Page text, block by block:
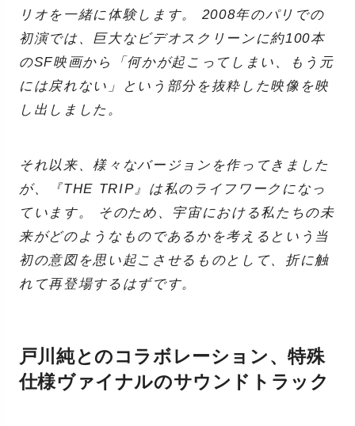
リオを一緒に体験します。 2008年のパリでの
初演では、巨大なビデオスクリーンに約100本
のSF映画から「何かが起こってしまい、もう元
には戻れない」という部分を抜粋した映像を映
し出しました。
それ以来、様々なバージョンを作ってきました
が、『THE TRIP』は私のライフワークになっ
ています。 そのため、宇宙における私たちの未
来がどのようなものであるかを考えるという当
初の意図を思い起こさせるものとして、折に触
れて再登場するはずです。
戸川純とのコラボレーション、特殊
仕様ヴァイナルのサウンドトラック